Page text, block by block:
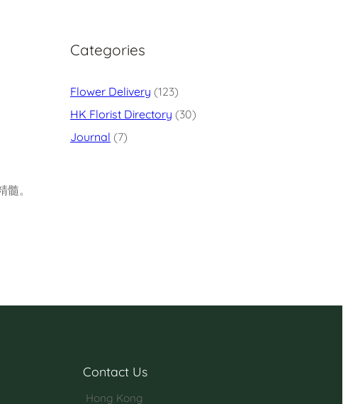
。
Categories
Flower Delivery (123)
HK Florist Directory (30)
Journal (7)
Contact Us
Hong Kong